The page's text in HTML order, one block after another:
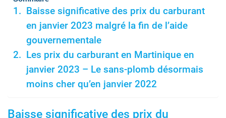
Baisse significative des prix du carburant
en janvier 2023 malgré la fin de l’aide
gouvernementale
Les prix du carburant en Martinique en
janvier 2023 – Le sans-plomb désormais
moins cher qu’en janvier 2022
Baisse significative des prix du